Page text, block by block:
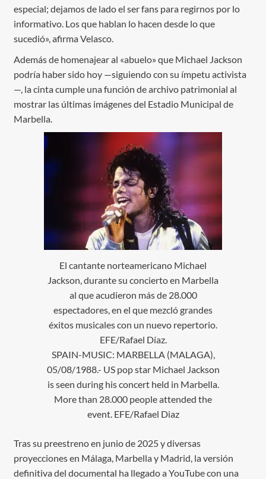
especial; dejamos de lado el ser fans para regirnos por lo
informativo. Los que hablan lo hacen desde lo que
sucedió», afirma Velasco.
Además de homenajear al «abuelo» que Michael Jackson
podría haber sido hoy —siguiendo con su ímpetu activista
—, la cinta cumple una función de archivo patrimonial al
mostrar las últimas imágenes del Estadio Municipal de
Marbella.
El cantante norteamericano Michael
Jackson, durante su concierto en Marbella
al que acudieron más de 28.000
espectadores, en el que mezcló grandes
éxitos musicales con un nuevo repertorio.
EFE/Rafael Díaz.
SPAIN-MUSIC: MARBELLA (MALAGA),
05/08/1988.- US pop star Michael Jackson
is seen during his concert held in Marbella.
More than 28.000 people attended the
event. EFE/Rafael Diaz
Tras su preestreno en junio de 2025 y diversas
proyecciones en Málaga, Marbella y Madrid, la versión
definitiva del documental ha llegado a YouTube con una